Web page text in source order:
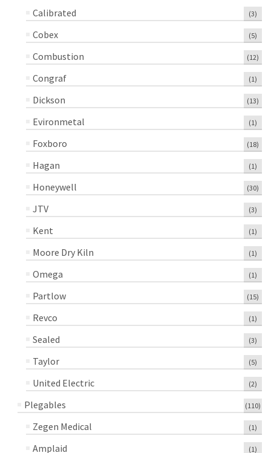
Calibrated (3)
Cobex (5)
Combustion (12)
Congraf (1)
Dickson (13)
Evironmetal (1)
Foxboro (18)
Hagan (1)
Honeywell (30)
JTV (3)
Kent (1)
Moore Dry Kiln (1)
Omega (1)
Partlow (15)
Revco (1)
Sealed (3)
Taylor (5)
United Electric (2)
Plegables (110)
Zegen Medical (1)
Amplaid (1)